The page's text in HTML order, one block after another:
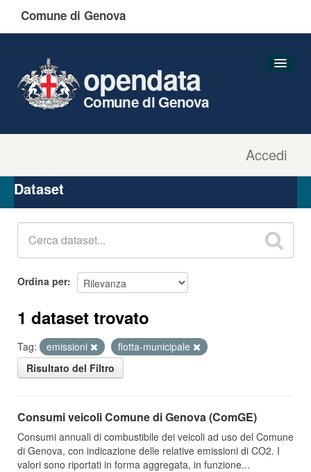
Comune di Genova
Accedi
opendata
Comune di Genova
Organizzazioni
Gruppi
Dataset
Ordina per
1 dataset trovato
Tag: emissioni
flotta-municipale
Risultato del Filtro
Consumi veicoli Comune di Genova (ComGE)
Consumi annuali di combustibile dei veicoli ad uso del Comune
di Genova, con indicazione delle relative emissioni di CO2. I
valori sono riportati in forma aggregata, in funzione...